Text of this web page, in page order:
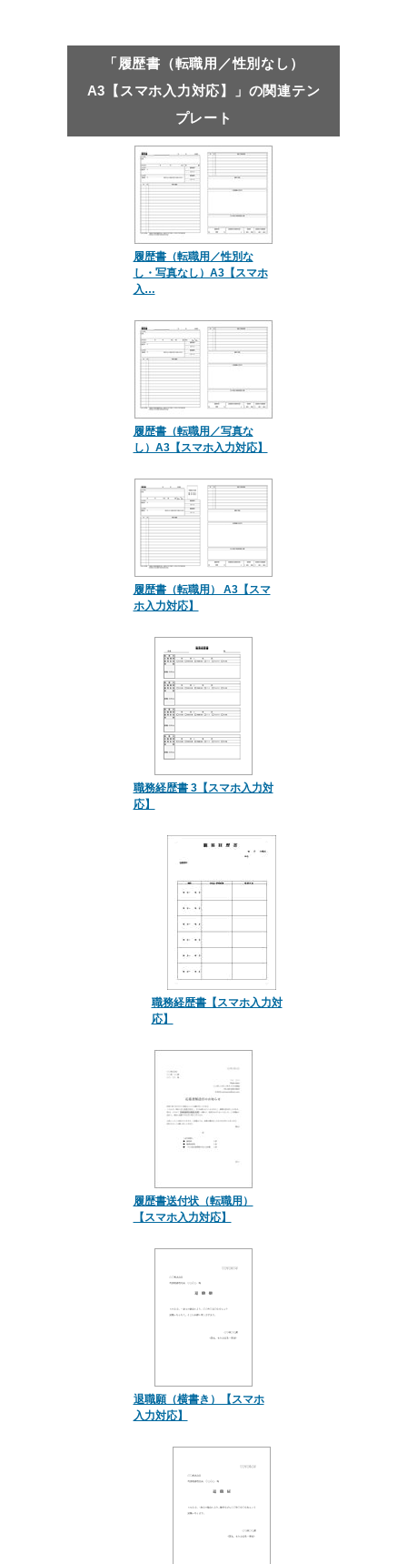
「履歴書（転職用／性別なし）
A3【スマホ入力対応】」の関連テン
プレート
履歴書（転職用／性別な
し・写真なし）A3【スマホ
入…
履歴書（転職用／写真な
し）A3【スマホ入力対応】
履歴書（転職用） A3【スマ
ホ入力対応】
職務経歴書 3【スマホ入力対
応】
職務経歴書【スマホ入力対
応】
履歴書送付状（転職用）
【スマホ入力対応】
退職願（横書き）【スマホ
入力対応】